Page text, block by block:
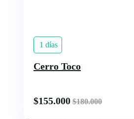
1 días
Cerro Toco
$155.000 $180.000